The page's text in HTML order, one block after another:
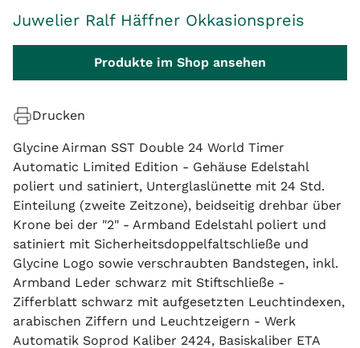
Juwelier Ralf Häffner Okkasionspreis
Produkte im Shop ansehen
Drucken
Glycine Airman SST Double 24 World Timer
Automatic Limited Edition - Gehäuse Edelstahl
poliert und satiniert, Unterglaslünette mit 24 Std.
Einteilung (zweite Zeitzone), beidseitig drehbar über
Krone bei der "2" - Armband Edelstahl poliert und
satiniert mit Sicherheitsdoppelfaltschließe und
Glycine Logo sowie verschraubten Bandstegen, inkl.
Armband Leder schwarz mit Stiftschließe -
Zifferblatt schwarz mit aufgesetzten Leuchtindexen,
arabischen Ziffern und Leuchtzeigern - Werk
Automatik Soprod Kaliber 2424, Basiskaliber ETA